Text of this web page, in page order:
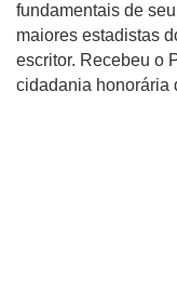
fundamentais de
maiores estadistas
escritor. Recebeu o
cidadania honorária